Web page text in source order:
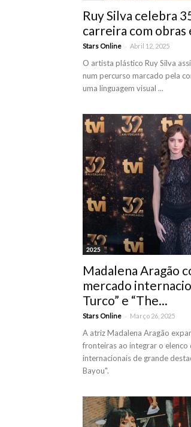
Ruy Silva celebra
carreira com obras
Stars Online - Abril 12, 2025
O artista plástico Ruy Silva
num percurso marcado pela
uma linguagem visual ...
2025
Madalena Aragão
mercado
Turco” e “The...
Stars Online - Março 26, 2025
A atriz Madalena Aragão
fronteiras ao integrar o elenco
internacionais de grande
Bayou".